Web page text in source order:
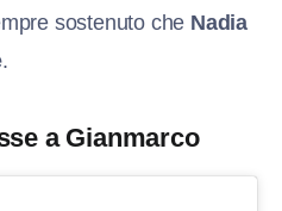
sostenuto che Nadia
.
a Gianmarco